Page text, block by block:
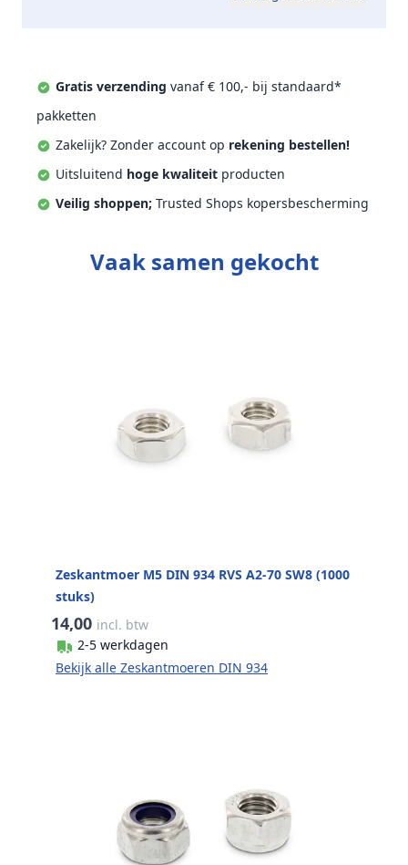
Gratis verzending vanaf € 100,- bij standaard*
pakketten
Zakelijk? Zonder account op rekening bestellen!
Uitsluitend hoge kwaliteit producten
Veilig shoppen; Trusted Shops kopersbescherming
Vaak samen gekocht
Zeskantmoer M5 DIN 934 RVS A2-70 SW8 (1000
stuks)
14,00 incl. btw
2-5 werkdagen
Bekijk alle Zeskantmoeren DIN 934